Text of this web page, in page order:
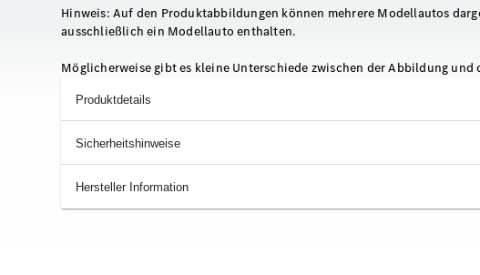
Hinweis: Auf den Produktabbildungen können mehrere Modellautos
ausschließlich ein Modellauto enthalten.
Möglicherweise gibt es kleine Unterschiede zwischen der Abbildung und
Produktdetails
Sicherheitshinweise
Hersteller Information